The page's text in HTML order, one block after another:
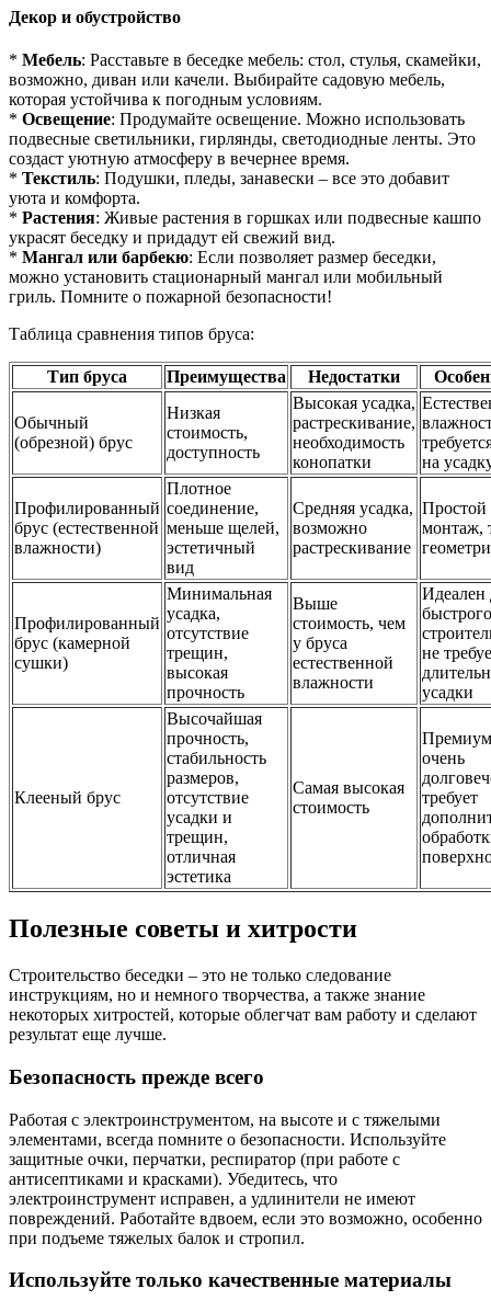
Декор и обустройство
* Мебель: Расставьте в беседке мебель: стол, стулья, скамейки,
возможно, диван или качели. Выбирайте садовую мебель,
которая устойчива к погодным условиям.
* Освещение: Продумайте освещение. Можно использовать
подвесные светильники, гирлянды, светодиодные ленты. Это
создаст уютную атмосферу в вечернее время.
* Текстиль: Подушки, пледы, занавески – все это добавит
уюта и комфорта.
* Растения: Живые растения в горшках или подвесные кашпо
украсят беседку и придадут ей свежий вид.
* Мангал или барбекю: Если позволяет размер беседки,
можно установить стационарный мангал или мобильный
гриль. Помните о пожарной безопасности!
Таблица сравнения типов бруса:
Тип бруса Преимущества Недостатки
Обычный
(обрезной) брус
Низкая
стоимость,
доступность
Высокая усадка,
растрескивание,
необходимость
конопатки
на
Профилированный
брус (естественной
влажности)
Плотное
соединение,
меньше щелей,
эстетичный
вид
Средняя усадка,
возможно
растрескивание
Простой
монтаж,
Профилированный
брус (камерной
сушки)
Минимальная
усадка,
отсутствие
трещин,
высокая
прочность
Выше
стоимость, чем
у бруса
естественной
влажности
Идеален
быстрого
не
усадки
Клееный брус
Высочайшая
прочность,
стабильность
размеров,
отсутствие
усадки и
трещин,
отличная
эстетика
Самая высокая
стоимость
очень
требует
Полезные советы и хитрости
Строительство беседки – это не только следование
инструкциям, но и немного творчества, а также знание
некоторых хитростей, которые облегчат вам работу и сделают
результат еще лучше.
Безопасность прежде всего
Работая с электроинструментом, на высоте и с тяжелыми
элементами, всегда помните о безопасности. Используйте
защитные очки, перчатки, респиратор (при работе с
антисептиками и красками). Убедитесь, что
электроинструмент исправен, а удлинители не имеют
повреждений. Работайте вдвоем, если это возможно, особенно
при подъеме тяжелых балок и стропил.
Используйте только качественные материалы